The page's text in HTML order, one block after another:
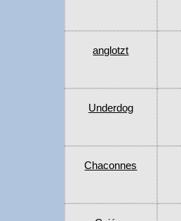
anglotzt
Underdog
Chaconnes